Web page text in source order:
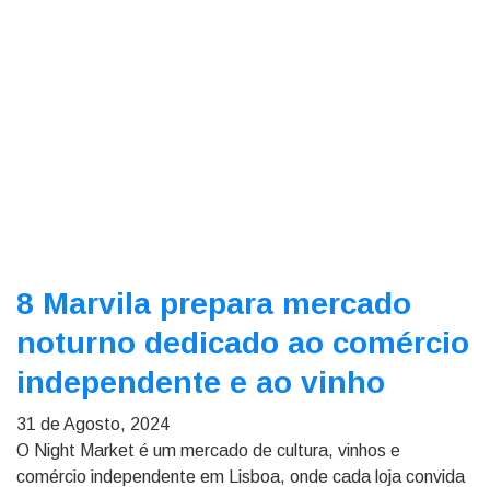
8 Marvila prepara mercado
noturno dedicado ao comércio
independente e ao vinho
31 de Agosto, 2024
O Night Market é um mercado de cultura, vinhos e
comércio independente em Lisboa, onde cada loja convida